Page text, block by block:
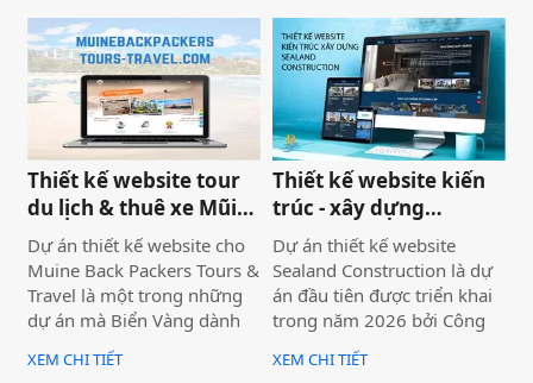
B2B bị đối thủ có website
chuyên nghiệp hơn giành
mất, dù năng lực kỹ thuật
của bạn hoàn toàn vượt
định hướng trở thành một
công cụ hỗ trợ bán hàng
thực tế.
Thiết kế website tour
du lịch & thuê xe Mũi
Né
Dự án thiết kế website cho
Muine Back Packers Tours &
Travel là một trong những
dự án mà Biển Vàng dành
rất nhiều tâm huyết để triển
khai trọn vẹn cả về giao
XEM CHI TIẾT
Thiết kế website kiến
trúc - xây dựng
Sealand Construction
Dự án thiết kế website
Sealand Construction là dự
án đầu tiên được triển khai
trong năm 2026 bởi Công
ty Thiết kế Website Biển
Vàng, mang ý nghĩa mở đầu
XEM CHI TIẾT